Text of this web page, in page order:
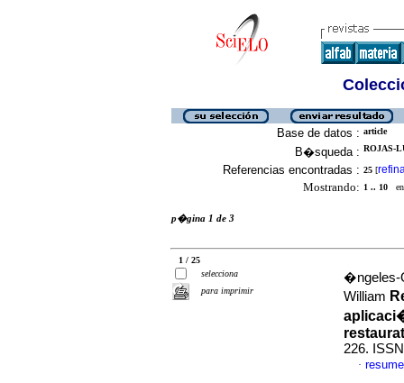
Base de datos : article
B�squeda : ROJAS-
Referencias encontradas : 25 [
Mostrando: 1 .. 10 en
p�gina 1 de 3
1 / 25
selecciona
para imprimir
�ngeles-
William
226.
·